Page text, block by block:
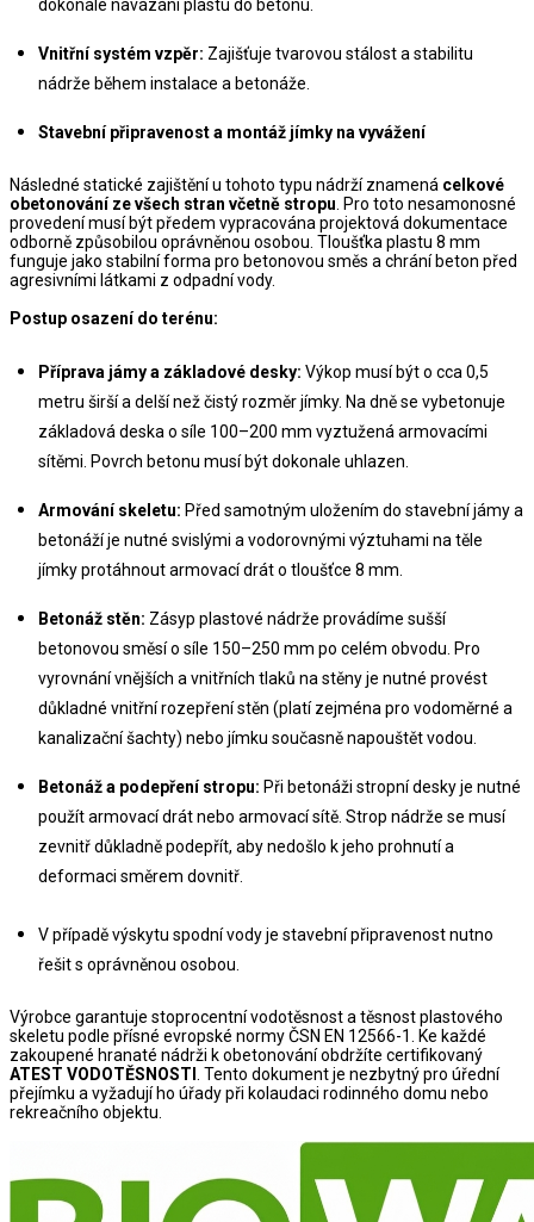
dokonalé navázání plastu do betonu.
Vnitřní systém vzpěr: Zajišťuje tvarovou stálost a stabilitu
nádrže během instalace a betonáže.
Stavební připravenost a montáž jímky na vyvážení
Následné statické zajištění u tohoto typu nádrží znamená celkové
obetonování ze všech stran včetně stropu. Pro toto nesamonosné
provedení musí být předem vypracována projektová dokumentace
odborně způsobilou oprávněnou osobou. Tloušťka plastu 8 mm
funguje jako stabilní forma pro betonovou směs a chrání beton před
agresivními látkami z odpadní vody.
Postup osazení do terénu:
Příprava jámy a základové desky: Výkop musí být o cca 0,5
metru širší a delší než čistý rozměr jímky. Na dně se vybetonuje
základová deska o síle 100–200 mm vyztužená armovacími
sítěmi. Povrch betonu musí být dokonale uhlazen.
Armování skeletu: Před samotným uložením do stavební jámy a
betonáží je nutné svislými a vodorovnými výztuhami na těle
jímky protáhnout armovací drát o tloušťce 8 mm.
Betonáž stěn: Zásyp plastové nádrže provádíme sušší
betonovou směsí o síle 150–250 mm po celém obvodu. Pro
vyrovnání vnějších a vnitřních tlaků na stěny je nutné provést
důkladné vnitřní rozepření stěn (platí zejména pro vodoměrné a
kanalizační šachty) nebo jímku současně napouštět vodou.
Betonáž a podepření stropu: Při betonáži stropní desky je nutné
použít armovací drát nebo armovací sítě. Strop nádrže se musí
zevnitř důkladně podepřít, aby nedošlo k jeho prohnutí a
deformaci směrem dovnitř.
V případě výskytu spodní vody je stavební připravenost nutno
řešit s oprávněnou osobou.
Výrobce garantuje stoprocentní vodotěsnost a těsnost plastového
skeletu podle přísné evropské normy ČSN EN 12566-1. Ke každé
ATEST VODOTĚSNOSTI . Tento dokument je nezbytný pro úřední
přejímku a vyžadují ho úřady při kolaudaci rodinného domu nebo
rekreačního objektu.